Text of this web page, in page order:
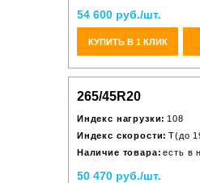
54 600 руб./шт.
КУПИТЬ В 1 КЛИК
265/45R20
Индекс нагрузки: 108
Индекс скорости: T(до
Наличие товара: есть в
50 470 руб./шт.